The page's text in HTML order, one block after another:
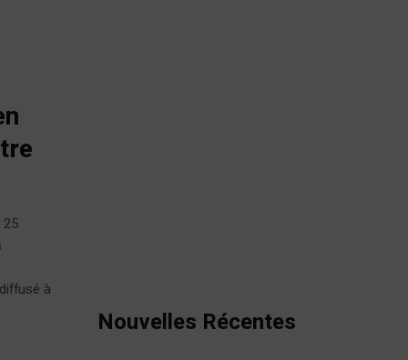
25
à
Nouvelles Récentes